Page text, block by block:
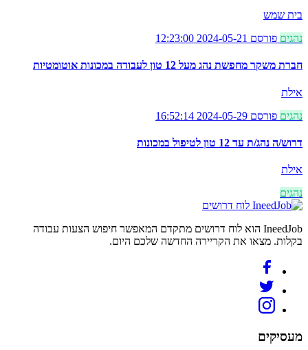
בית שמש
נהגים פורסם 2024-05-21 12:23:00
חברת משקר מחפשת נהג מעל 12 טון לעבודה במכונות אוטומטיות
אילת
נהגים פורסם 2024-05-29 16:52:14
דרוש/ה נהג/ת עד 12 טון לטיפול במכונות
אילת
נהגים
לוח דרושים
IneedJob הוא לוח דרושים מתקדם המאפשר חיפוש הצעות עבודה
בקלות. מצאו את הקריירה החדשה שלכם היום.
מעסיקים